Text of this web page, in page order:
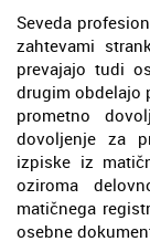
Seveda
zahtevami
prevajajo tudi
drugim obdelajo
prometno
dovoljenje za
izpiske iz
oziroma
matičnega
osebne